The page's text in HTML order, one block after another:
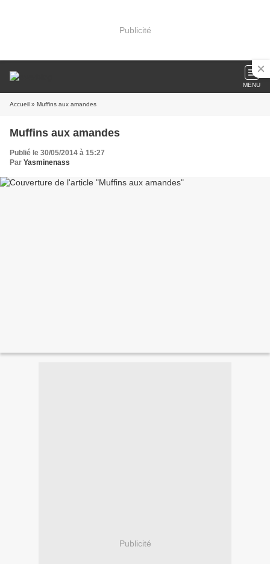
Publicité
MENU
Accueil » Muffins aux amandes
Muffins aux amandes
Publié le 30/05/2014 à 15:27
Par Yasminenass
Publicité